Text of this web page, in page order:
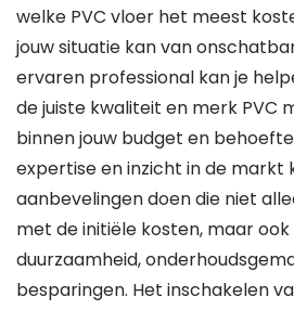
welke PVC vloer het meest
jouw situatie kan van
ervaren professional kan je
de juiste kwaliteit en merk PVC
binnen jouw budget en
expertise en inzicht in de markt
aanbevelingen doen die niet
met de initiële kosten, maar
duurzaamheid,
besparingen. Het inschakelen